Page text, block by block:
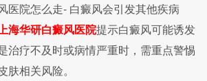
院怎么走- 白癜风会引发其他疾病
海华研白癜风医院提示白癜风可能诱发
治疗不及时或病情严重时，需重点警惕
肤相关风险。